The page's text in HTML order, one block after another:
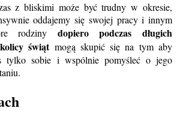
z bliskimi może być trudny w okresie,
oddajemy się swojej pracy i innym
rodziny dopiero podczas długich
świątmogą skupić się na tym aby
tylko sobie i wspólnie pomyśleć o jego